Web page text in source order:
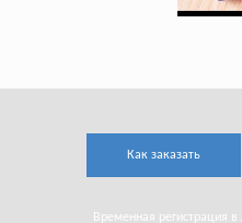
Как заказать
Временная регистрация